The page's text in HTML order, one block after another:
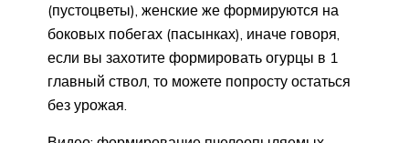
(пустоцветы), женские же формируются на
боковых побегах (пасынках), иначе говоря,
если вы захотите формировать огурцы в 1
главный ствол, то можете попросту остаться
без урожая.